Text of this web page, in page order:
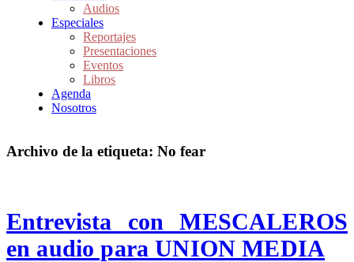
Audios
Especiales
Reportajes
Presentaciones
Eventos
Libros
Agenda
Nosotros
Archivo de la etiqueta: No fear
Entrevista con MESCALEROS
en audio para UNION MEDIA